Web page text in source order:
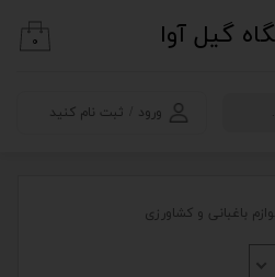
گیل آوا
ورود ثبت نام کنید
۰
باغبانی و کشاورزی